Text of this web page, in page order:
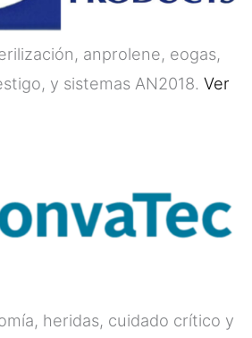
anprolene, eogas,
y sistemas AN2018. Ver
heridas, cuidado crítico y